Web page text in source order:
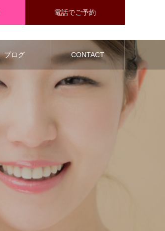
電話でご予約
ブログ CONTACT